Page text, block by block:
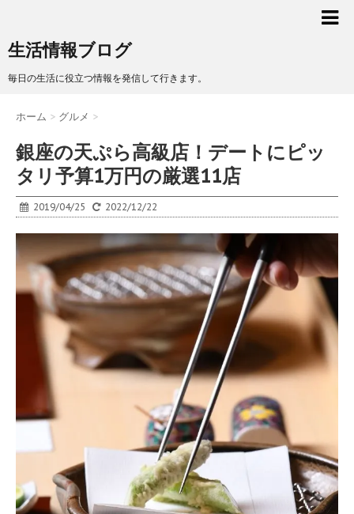
生活情報ブログ
毎日の生活に役立つ情報を発信して行きます。
ホーム > グルメ >
銀座の天ぷら高級店！デートにピッ
タリ予算1万円の厳選11店
2019/04/25 2022/12/22